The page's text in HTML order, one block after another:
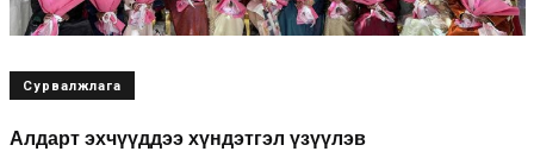
Сурвалжлага
Алдарт эхчүүддээ хүндэтгэл үзүүлэв